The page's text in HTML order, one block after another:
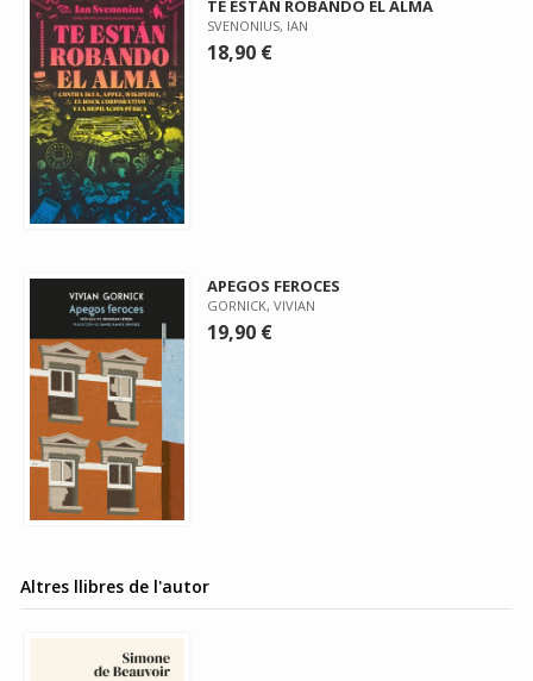
TE ESTÁN ROBANDO EL ALMA
SVENONIUS, IAN
18,90 €
APEGOS FEROCES
GORNICK, VIVIAN
19,90 €
Altres llibres de l'autor